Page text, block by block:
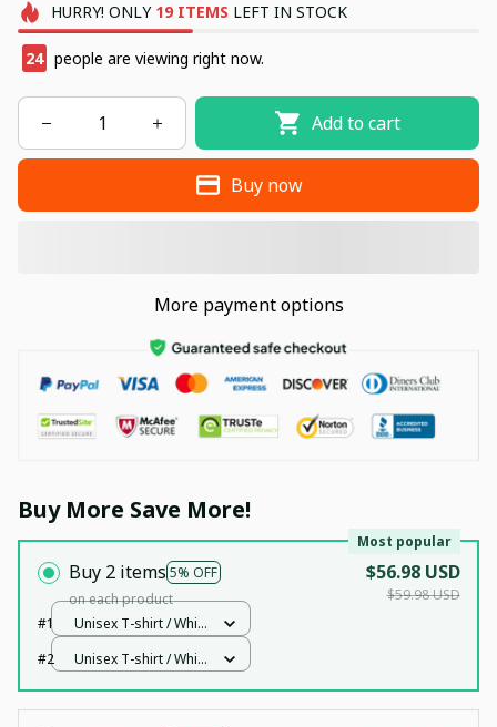
HURRY! ONLY 19 ITEMS LEFT IN STOCK
24 people are viewing right now.
Add to cart
Buy now
More payment options
Buy More Save More!
Buy 2 items 5% OFF
Most popular
on each product
$56.98 USD
$59.98 USD
#1
Unisex T-shirt / White
#2
Unisex T-shirt / White